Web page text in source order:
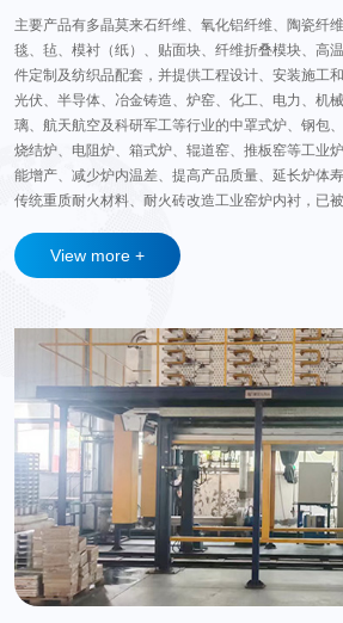
主要产品有多晶莫来石纤维、氧化铝纤维、陶瓷纤
毯、毡、模衬（纸）、贴面块、纤维折叠模块、高
件定制及纺织品配套，并提供工程设计、安装施工
光伏、半导体、冶金铸造、炉窑、化工、电力、机
璃、航天航空及科研军工等行业的中罩式炉、钢包
烧结炉、电阻炉、箱式炉、辊道窑、推板窑等工业
能增产、减少炉内温差、提高产品质量、延长炉体
传统重质耐火材料、耐火砖改造工业窑炉内衬，已被
View more +